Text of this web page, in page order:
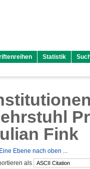
Statistik
Fink
Eine Ebene nach oben ...
als